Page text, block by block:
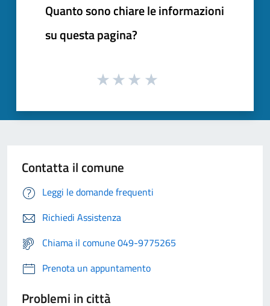
Quanto sono chiare le informazioni
su questa pagina?
Contatta il comune
Leggi le domande frequenti
Richiedi Assistenza
Chiama il comune 049-9775265
Prenota un appuntamento
Problemi in città